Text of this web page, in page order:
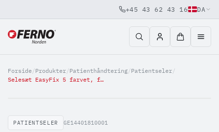
Jump to content
+45 43 62 43 16 DA
Forside/Produkter/Patienthåndtering/Patientseler/
Selesæt EasyFix 5 farvet, fixlock
PATIENTSELER GE14401810001